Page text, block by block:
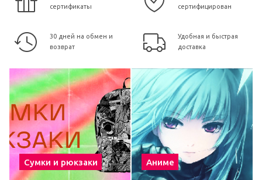
сертификаты
сертифицирован
30 дней на обмен и
возврат
Удобная и быстрая
доставка
Сумки и рюкзаки Аниме